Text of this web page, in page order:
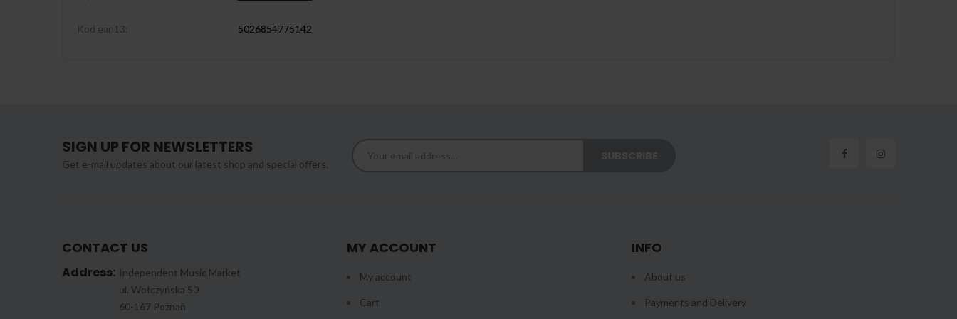
Kod ean13: 5026854775142
SIGN UP FOR NEWSLETTERS
Get e-mail updates about our latest shop and special offers.
CONTACT US
Address: Independent Music Market
ul. Wołczyńska 50
60-167 Poznań
MY ACCOUNT
My account
Cart
INFO
About us
Payments and Delivery